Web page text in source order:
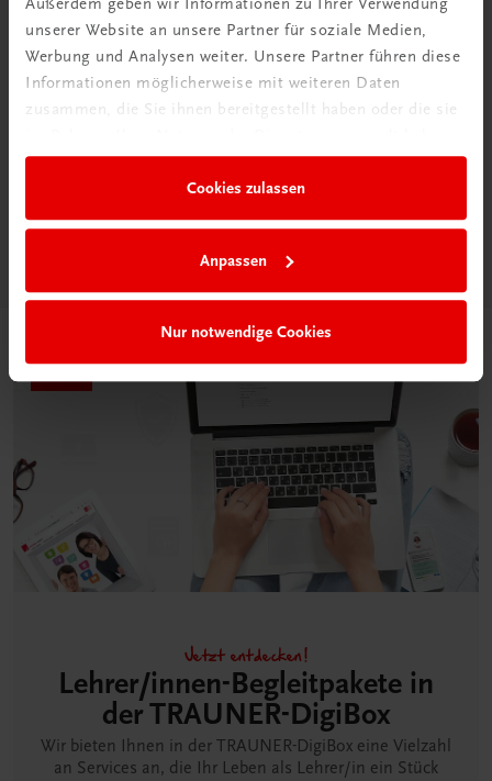
unserer Website an unsere Partner für soziale Medien,
Werbung und Analysen weiter. Unsere Partner führen diese
Informationen möglicherweise mit weiteren Daten
zusammen, die Sie ihnen bereitgestellt haben oder die sie
Cookies zulassen
Anpassen
Nur notwendige Cookies
Neu in der DigiBox
Klassenzimmer“
Mehr dazu
Jetzt entdecken!
Lehrer/innen-Begleitpakete in
der TRAUNER-DigiBox
Wir bieten Ihnen in der TRAUNER-DigiBox eine Vielzahl
an Services an, die Ihr Leben als Lehrer/in ein Stück